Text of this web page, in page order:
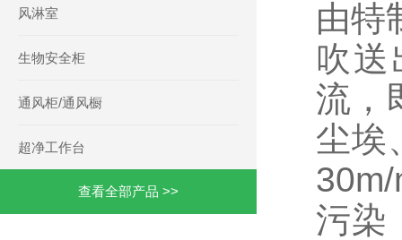
风淋室
生物安全柜
通风柜/通风橱
超净工作台
查看全部产品 >>
由特
吹
流，
尘埃
污染